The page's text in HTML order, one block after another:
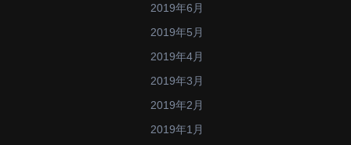
2019年6月
2019年5月
2019年4月
2019年3月
2019年2月
2019年1月